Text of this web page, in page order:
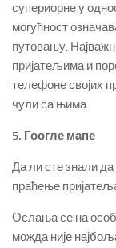
супериорне у
могућност
путовању.
пријатељима и
телефоне својих
чули са њима.
5. Гоогле мапе
Да ли сте знали
праћење
Ослања се на
можда није